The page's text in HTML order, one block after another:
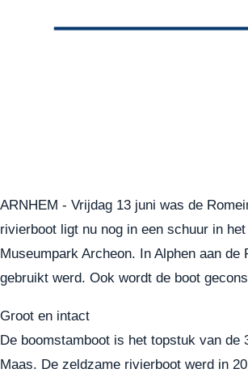
ARNHEM - Vrijdag 13 juni was de
rivierboot ligt nu nog in een schuur in
Museumpark Archeon. In Alphen aan
gebruikt werd. Ook wordt de boot
Groot en intact
De boomstamboot is het topstuk van
Maas. De zeldzame rivierboot werd in